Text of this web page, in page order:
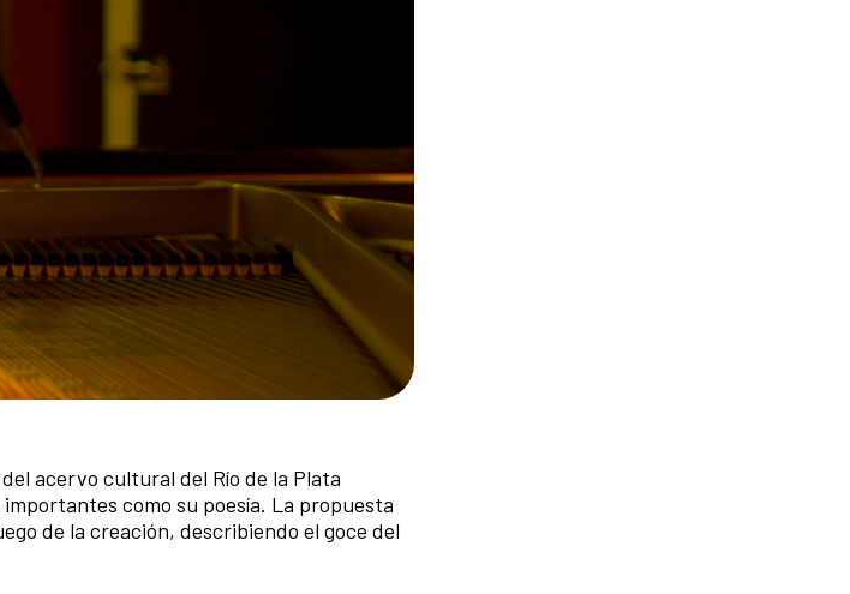
acervo cultural del Río de la Plata
como su poesía. La propuesta
de la creación, describiendo el goce del